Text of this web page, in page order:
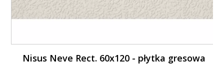
Nisus Neve Rect. 60x120 - płytka gresowa